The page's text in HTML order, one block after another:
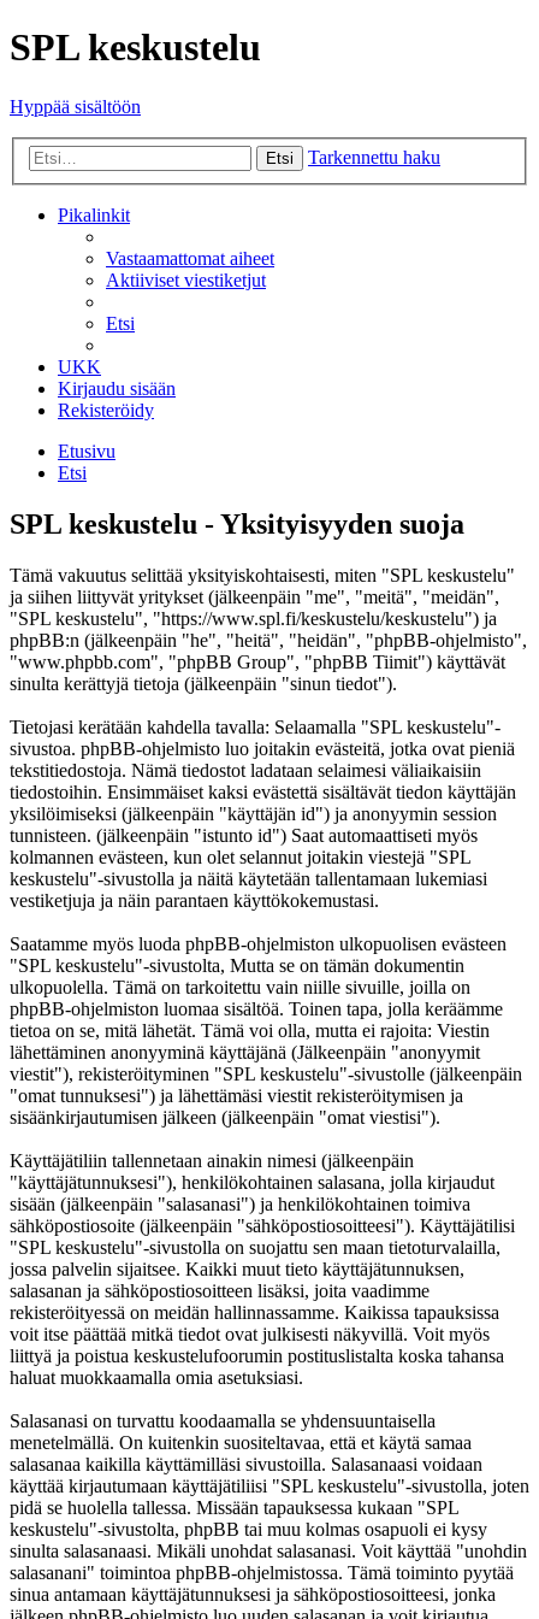
SPL keskustelu
Hyppää sisältöön
Etsi Tarkennettu haku
Pikalinkit
Vastaamattomat aiheet
Aktiiviset viestiketjut
Etsi
UKK
Kirjaudu sisään
Rekisteröidy
Etusivu
Etsi
SPL keskustelu - Yksityisyyden suoja
Tämä vakuutus selittää yksityiskohtaisesti, miten "SPL keskustelu"
ja siihen liittyvät yritykset (jälkeenpäin "me", "meitä", "meidän",
"SPL keskustelu", "https://www.spl.fi/keskustelu/keskustelu") ja
phpBB:n (jälkeenpäin "he", "heitä", "heidän", "phpBB-ohjelmisto",
"www.phpbb.com", "phpBB Group", "phpBB Tiimit") käyttävät
sinulta kerättyjä tietoja (jälkeenpäin "sinun tiedot").
Tietojasi kerätään kahdella tavalla: Selaamalla "SPL keskustelu"-
sivustoa. phpBB-ohjelmisto luo joitakin evästeitä, jotka ovat pieniä
tekstitiedostoja. Nämä tiedostot ladataan selaimesi väliaikaisiin
tiedostoihin. Ensimmäiset kaksi evästettä sisältävät tiedon käyttäjän
yksilöimiseksi (jälkeenpäin "käyttäjän id") ja anonyymin session
tunnisteen. (jälkeenpäin "istunto id") Saat automaattiseti myös
kolmannen evästeen, kun olet selannut joitakin viestejä "SPL
keskustelu"-sivustolla ja näitä käytetään tallentamaan lukemiasi
vestiketjuja ja näin parantaen käyttökokemustasi.
Saatamme myös luoda phpBB-ohjelmiston ulkopuolisen evästeen
"SPL keskustelu"-sivustolta, Mutta se on tämän dokumentin
ulkopuolella. Tämä on tarkoitettu vain niille sivuille, joilla on
phpBB-ohjelmiston luomaa sisältöä. Toinen tapa, jolla keräämme
tietoa on se, mitä lähetät. Tämä voi olla, mutta ei rajoita: Viestin
lähettäminen anonyyminä käyttäjänä (Jälkeenpäin "anonyymit
viestit"), rekisteröityminen "SPL keskustelu"-sivustolle (jälkeenpäin
"omat tunnuksesi") ja lähettämäsi viestit rekisteröitymisen ja
sisäänkirjautumisen jälkeen (jälkeenpäin "omat viestisi").
Käyttäjätiliin tallennetaan ainakin nimesi (jälkeenpäin
"käyttäjätunnuksesi"), henkilökohtainen salasana, jolla kirjaudut
sisään (jälkeenpäin "salasanasi") ja henkilökohtainen toimiva
sähköpostiosoite (jälkeenpäin "sähköpostiosoitteesi"). Käyttäjätilisi
"SPL keskustelu"-sivustolla on suojattu sen maan tietoturvalailla,
jossa palvelin sijaitsee. Kaikki muut tieto käyttäjätunnuksen,
salasanan ja sähköpostiosoitteen lisäksi, joita vaadimme
rekisteröityessä on meidän hallinnassamme. Kaikissa tapauksissa
voit itse päättää mitkä tiedot ovat julkisesti näkyvillä. Voit myös
liittyä ja poistua keskustelufoorumin postituslistalta koska tahansa
haluat muokkaamalla omia asetuksiasi.
Salasanasi on turvattu koodaamalla se yhdensuuntaisella
menetelmällä. On kuitenkin suositeltavaa, että et käytä samaa
salasanaa kaikilla käyttämilläsi sivustoilla. Salasanaasi voidaan
käyttää kirjautumaan käyttäjätiliisi "SPL keskustelu"-sivustolla, joten
pidä se huolella tallessa. Missään tapauksessa kukaan "SPL
keskustelu"-sivustolta, phpBB tai muu kolmas osapuoli ei kysy
sinulta salasanaasi. Mikäli unohdat salasanasi. Voit käyttää "unohdin
salasanani" toimintoa phpBB-ohjelmistossa. Tämä toiminto pyytää
sinua antamaan käyttäjätunnuksesi ja sähköpostiosoitteesi, jonka